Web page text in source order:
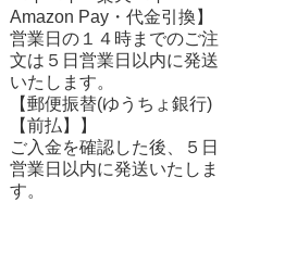
Amazon Pay・ 代金引換】
営業日の１４時までのご注
文は５日営業日以内に発送
いたします。
【郵便振替(ゆうちょ銀行)
【前払】】
ご入金を確認した後、５日
営業日以内に発送いたしま
す。